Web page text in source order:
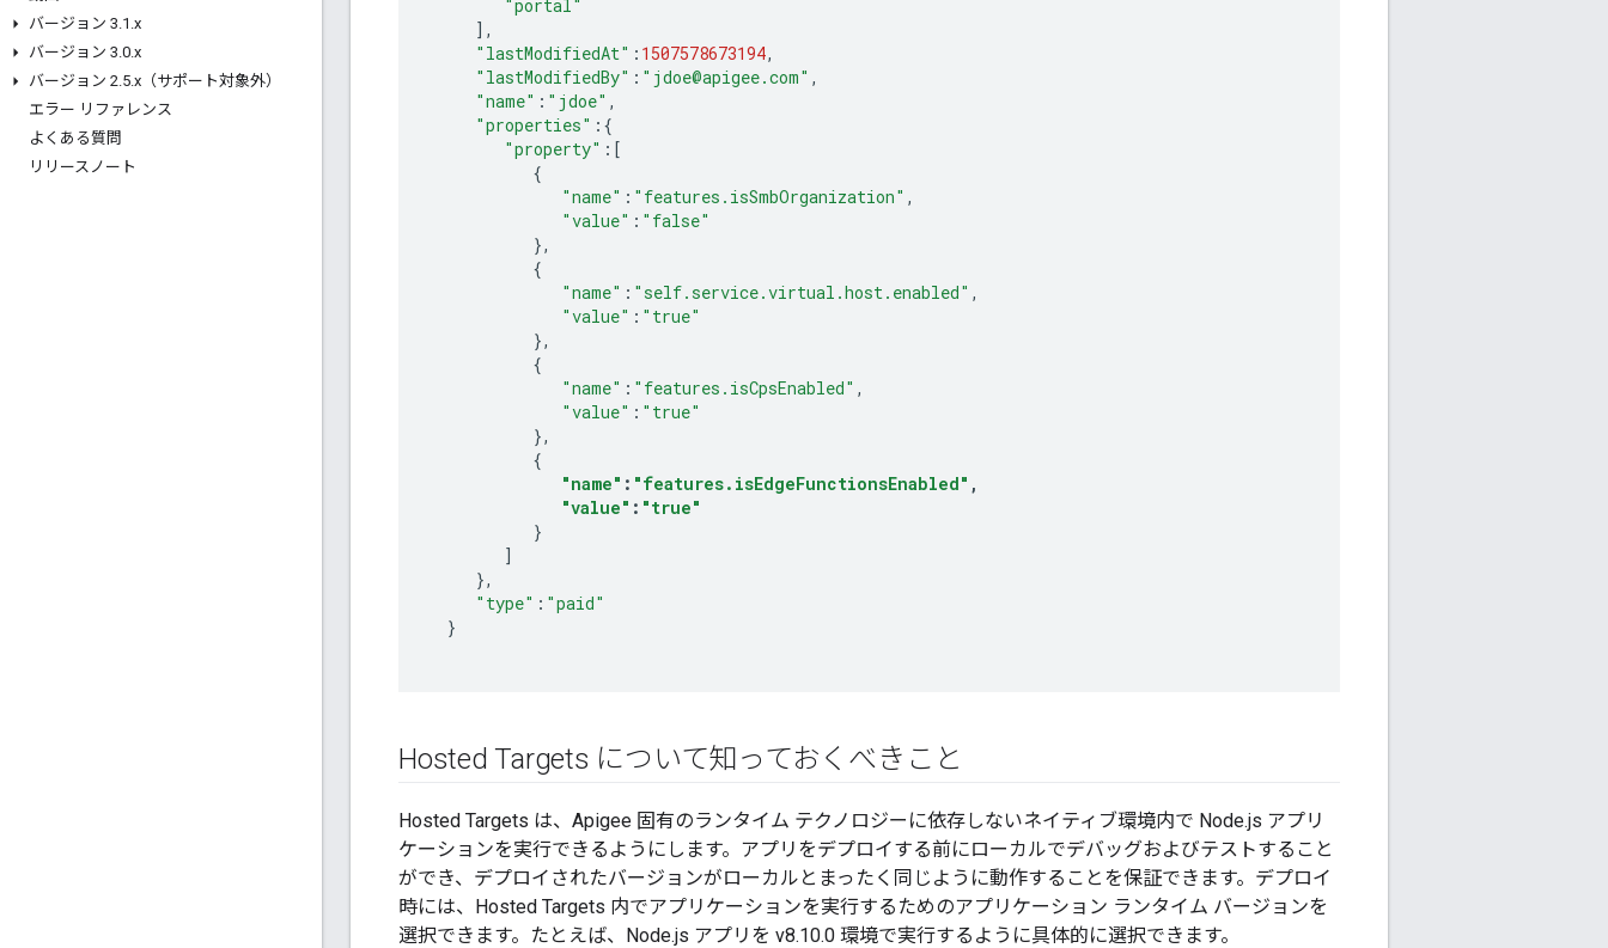
バージョン 3.1 .x
バージョン 3.0.x
バージョン 2.5.x（サポート対象外）
エラー リファレンス
よくある質問
リリースノート
"portal"
],
"lastModifiedAt" : 1507578673194,
"lastModifiedBy" : "jdoe@apigee.com" ,
"name" : "jdoe" ,
"properties" :{
"property" :[
{
"name" : "features.isSmbOrganization" ,
"value" : "false"
},
{
"name" : "self.service.virtual.host.enabled" ,
"value" : "true"
},
{
"name" : "features.isCpsEnabled" ,
"value" : "true"
},
{
"name" : "features.isEdgeFunctionsEnabled" ,
"value" : "true"
}
]
},
"type" : "paid"
}
Hosted Targets について知っておくべきこと
Hosted Targets は、Apigee 固有のランタイム テクノロジーに依存しないネイティブ環境内で Node.js アプリ
ケーションを実行できるようにします。アプリをデプロイする前にローカルでデバッグおよびテストすること
ができ、デプロイされたバージョンがローカルとまったく同じように動作することを保証できます。デプロイ
時には、Hosted Targets 内でアプリケーションを実行するためのアプリケーション ランタイム バージョンを
選択できます。たとえば、Node.js アプリを v8.10.0 環境で実行するように具体的に選択できます。